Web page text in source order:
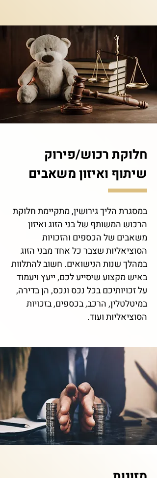
חלוקת רכוש/פירוק
שיתוף ואיזון משאבים
במסגרת הליך גירושין, מתקיימת חלוקת
הרכוש המשותף של בני הזוג ואיזון
משאבים של הכספים והזכויות
הסוציאליות שצבר כל אחד מבני הזוג
במהלך שנות הנישואים. חשוב להתלוות
באיש מקצוע שיסייע לכם, ייעץ ויעמוד
על זכויותיכם בכל נכס ונכס, הן בדירה,
במיטלטלין, הרכב, בכספים, בזכויות
הסוציאליות ועוד.